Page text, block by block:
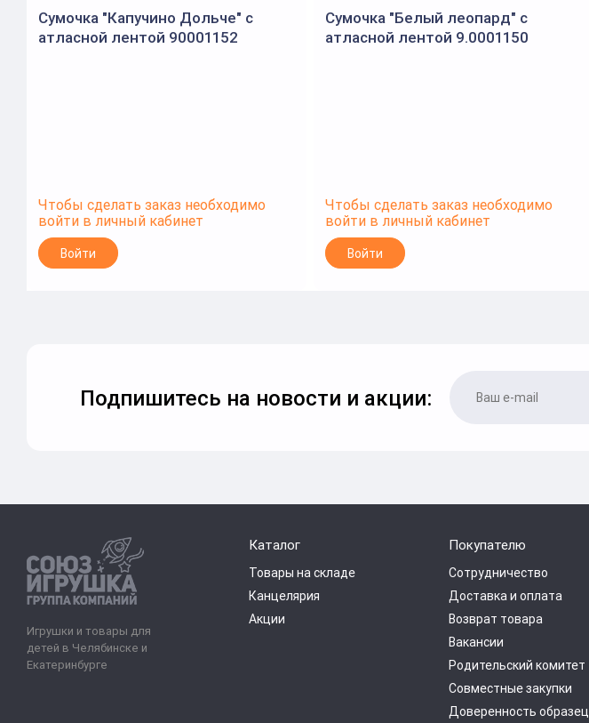
Сумочка "Капучино Дольче" с
атласной лентой 90001152
Чтобы сделать заказ необходимо
войти в личный кабинет
Войти
Сумочка "Белый леопард" с
атласной лентой 9.0001150
Чтобы сделать заказ необходимо
войти в личный кабинет
Войти
Подпишитесь на новости и акции:
Игрушки и товары для
детей в Челябинске и
Екатеринбурге
Каталог
Товары на складе
Канцелярия
Акции
Покупателю
Сотрудничество
Доставка и оплата
Возврат товара
Вакансии
Родительский комитет
Совместные закупки
Доверенность образец